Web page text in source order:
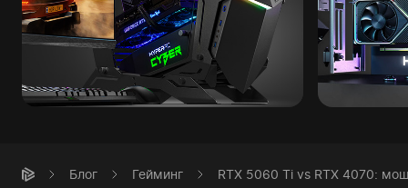
Блог Гейминг RTX 5060 Ti vs RTX 4070: